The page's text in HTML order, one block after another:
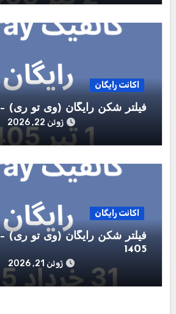
اکانت رایگان
فیلتر شکن رایگان (وی تو ری) – 1 تیر 1405
ژوئن 22, 2026
اکانت رایگان
1405
ژوئن 21, 2026